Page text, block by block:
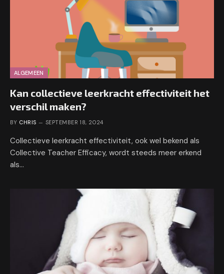
ALGEMEEN
Kan collectieve leerkracht effectiviteit het
verschil maken?
BY CHRIS SEPTEMBER 18, 2024
Collectieve leerkracht effectiviteit, ook wel bekend als
Collective Teacher Efficacy, wordt steeds meer erkend
als…